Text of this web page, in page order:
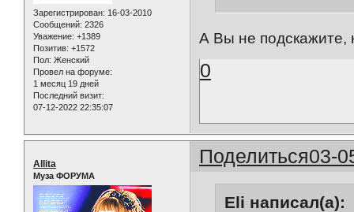
Зарегистрирован: 16-03-2010
Сообщений: 2326
Уважение: +1389
Позитив: +1572
Пол: Женский
Провел на форуме:
1 месяц 19 дней
Последний визит:
07-12-2022 22:35:07
А Вы не
0
Поделиться03-
Allita
Муза ФОРУМА
Eli написал(а):